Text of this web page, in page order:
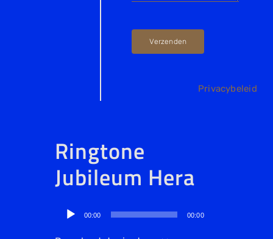
Ringtone
Jubileum Hera
Audiospeler
00:00 00:00
Verzenden
Privacybeleid